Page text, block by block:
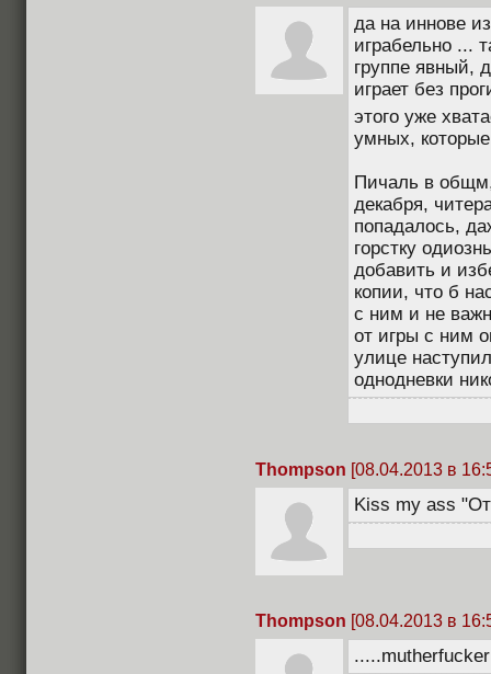
да на иннове
играбельно ...
группе явный,
играет без
этого уже
умных, которые
Пичаль в
декабря,
попадалось,
горстку
добавить и
копии, что б
с ним и не
от игры с ним
улице
однодневки
Thompson [08.04.2013 в
Kiss my ass
Thompson [08.04.2013 в